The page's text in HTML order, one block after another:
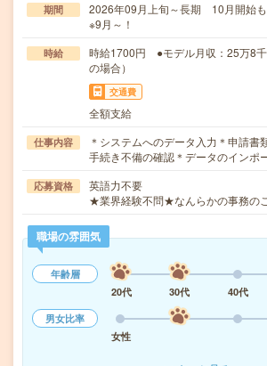
期間
2026年09月上旬～長期 10月開始
※9月～！
時給
時給1700円 ●モデル月収：25万8
の場合）
交通費
全額支給
仕事内容
＊システムへのデータ入力＊申請書
手続き不備の確認＊データのインポ
応募資格
英語力不要
★業界経験不問★なんらかの事務の
職場の雰囲気
年齢層
20代
30代 40代
男女比率
女性